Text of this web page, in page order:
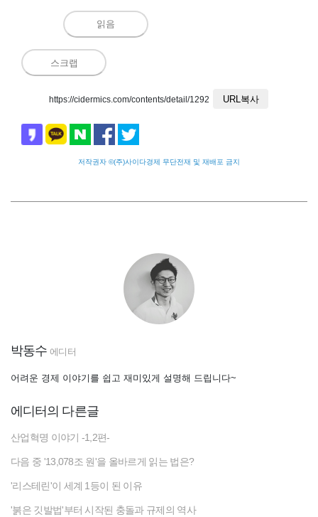
읽음
스크랩
https://cidermics.com/contents/detail/1292 URL복사
저작권자 ©(주)사이다경제 무단전재 및 재배포 금지
박동수 에디터
어려운 경제 이야기를 쉽고 재미있게 설명해 드립니다~
에디터의 다른글
산업혁명 이야기 -1,2편-
다음 중 '13,078조 원'을 올바르게 읽는 법은?
'리스테린'이 세계 1등이 된 이유
'붉은 깃발법'부터 시작된 충돌과 규제의 역사